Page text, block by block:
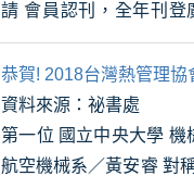
請 會員認刊，全年刊登
主，為免向隅，敬祈從
恭賀! 2018台灣熱管理
資料來源：祕書處
第一位 國立中央大學 機械工程系／陳勁廷 微多孔鍍層兩相蒸發冷卻器研究 第二位 中華科技大學
航空機械系／黃安睿 對